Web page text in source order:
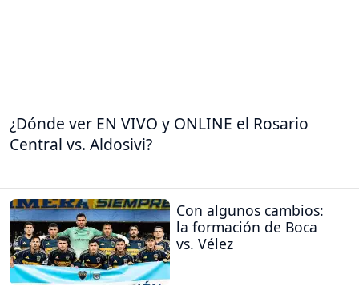
¿Dónde ver EN VIVO y ONLINE el Rosario
Central vs. Aldosivi?
Con algunos cambios:
la formación de Boca
vs. Vélez